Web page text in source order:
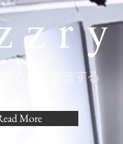
る』を創造する
More